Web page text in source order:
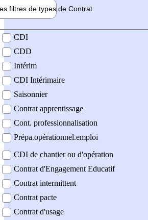
filtres de types de Contrat
contrat
CDI
CDD
Intérim
CDI Intérimaire
Saisonnier
Contrat apprentissage
Cont. professionnalisation
Prépa.opérationnel.emploi
CDI de chantier ou d'opération
Contrat d'Engagement Educatif
Contrat intermittent
Contrat pacte
Contrat d'usage